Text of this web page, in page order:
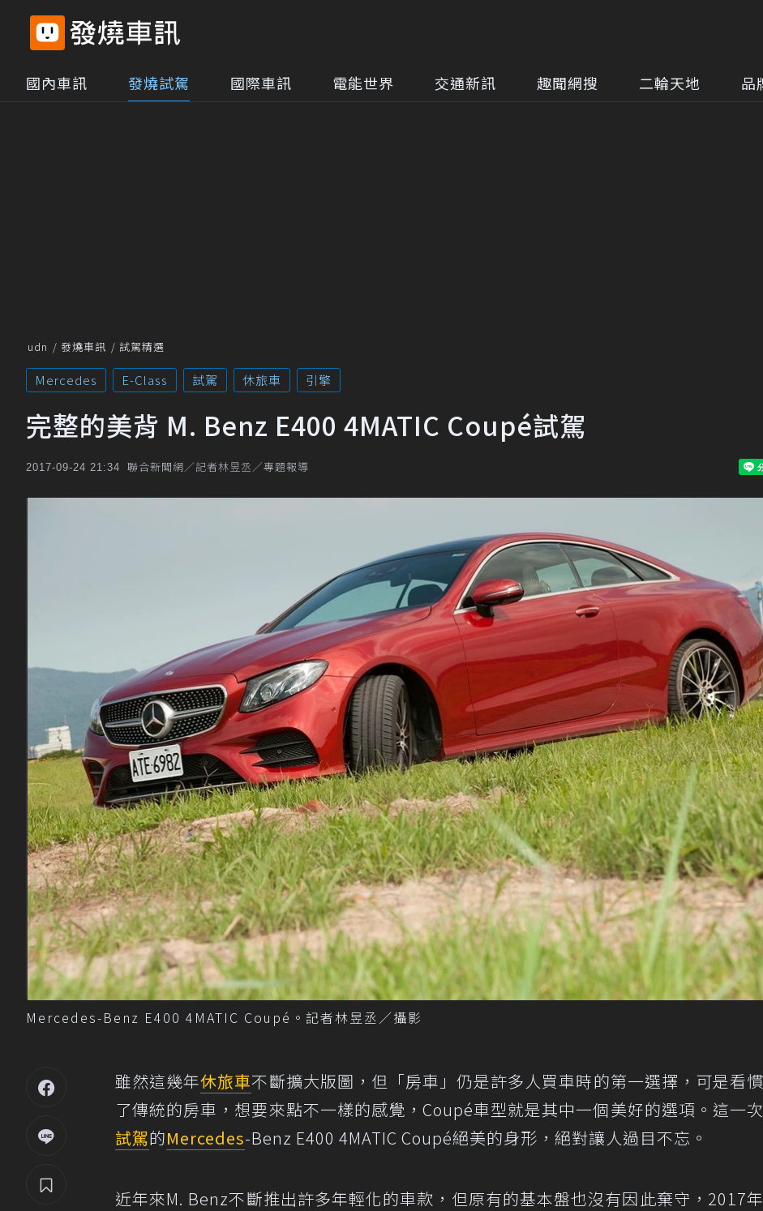
國內車訊 發燒試駕 國際車訊 電能世界 交通新訊 趣聞網搜 二輪天地 品
udn 發燒車訊 試駕精選
Mercedes E-Class 試駕 休旅車 引擎
完整的美背 M. Benz E400 4MATIC Coupé試駕
2017-09-24 21:34 聯合新聞網／記者林昱丞／專題報導
Mercedes-Benz E400 4MATIC Coupé。記者林昱丞／攝影
雖然這幾年休旅車不斷擴大版圖，但「房車」仍是許多人買車時的第一選擇，可是看慣
了傳統的房車，想要來點不一樣的感覺，Coupé車型就是其中一個美好的選項。這一次
試駕的Mercedes-Benz E400 4MATIC Coupé絕美的身形，絕對讓人過目不忘。
近年來M. Benz不斷推出許多年輕化的車款，但原有的基本盤也沒有因此棄守，2017年